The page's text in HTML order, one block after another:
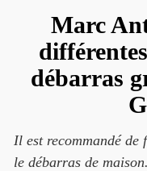
Marc
débarras
Il est recommandé de
le débarras de